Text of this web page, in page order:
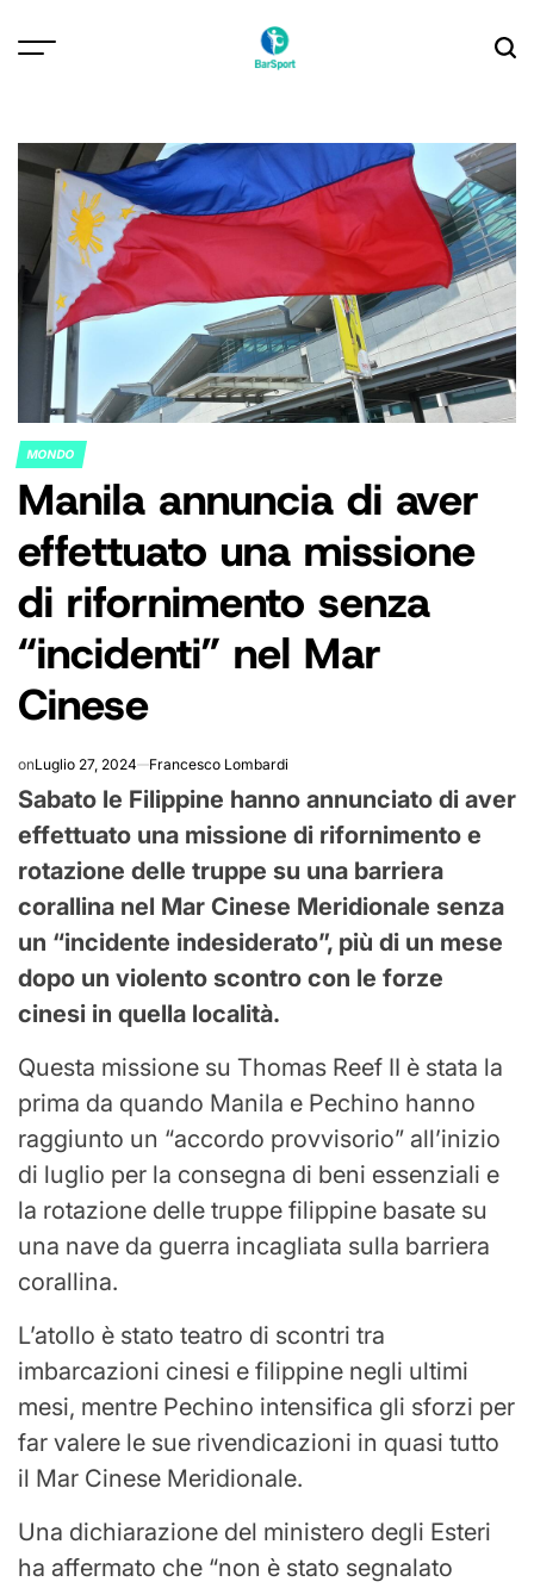
POSTED
IN
MONDO
Manila annuncia di aver
effettuato una missione
di rifornimento senza
“incidenti” nel Mar
Cinese
onLuglio 27, 2024 Francesco Lombardi
Sabato le Filippine hanno annunciato di aver
effettuato una missione di rifornimento e
rotazione delle truppe su una barriera
corallina nel Mar Cinese Meridionale senza
un “incidente indesiderato”, più di un mese
dopo un violento scontro con le forze
cinesi in quella località.
Questa missione su Thomas Reef II è stata la
prima da quando Manila e Pechino hanno
raggiunto un “accordo provvisorio” all’inizio
di luglio per la consegna di beni essenziali e
la rotazione delle truppe filippine basate su
una nave da guerra incagliata sulla barriera
corallina.
L’atollo è stato teatro di scontri tra
imbarcazioni cinesi e filippine negli ultimi
mesi, mentre Pechino intensifica gli sforzi per
far valere le sue rivendicazioni in quasi tutto
il Mar Cinese Meridionale.
Una dichiarazione del ministero degli Esteri
ha affermato che “non è stato segnalato